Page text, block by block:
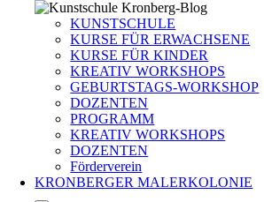
KUNSTSCHULE
KURSE FÜR ERWACHSENE
KURSE FÜR KINDER
KREATIV WORKSHOPS
GEBURTSTAGS-WORKSHOP
DOZENTEN
PROGRAMM
KREATIV WORKSHOPS
DOZENTEN
Förderverein
KRONBERGER MALERKOLONIE